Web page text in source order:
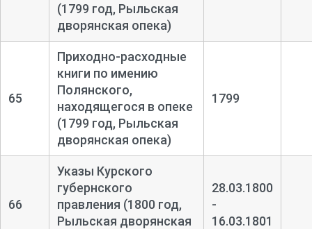
(1799 год, Рыльская
дворянская опека)
65
Приходно-расходные
книги по имению
Полянского,
находящегося в опеке
(1799 год, Рыльская
дворянская опека)
1799
66
Указы Курского
губернского
правления (1800 год,
Рыльская дворянская
28.03.1800
-
16.03.1801